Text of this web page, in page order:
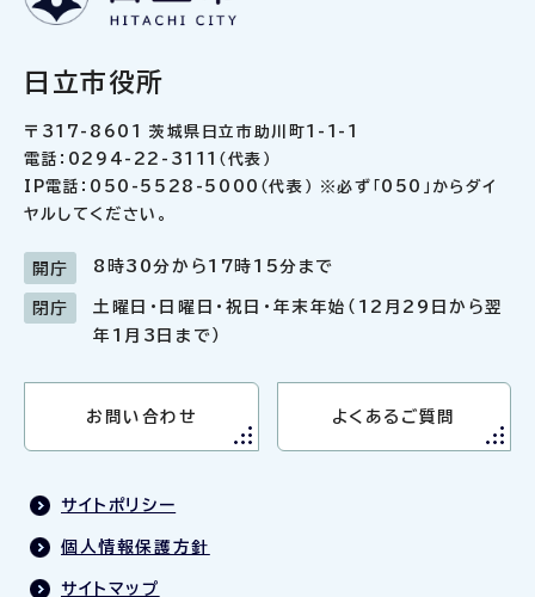
日立市役所
〒317-8601 茨城県日立市助川町1-1-1
電話：0294-22-3111（代表）
IP電話：050-5528-5000（代表） ※必ず「050」からダイ
ヤルしてください。
開庁 8時30分から17時15分まで
閉庁
土曜日・日曜日・祝日・年末年始（12月29日から翌
年1月3日まで）
お問い合わせ よくあるご質問
サイトポリシー
個人情報保護方針
サイトマップ